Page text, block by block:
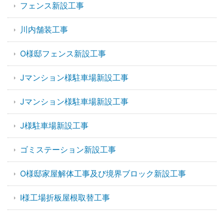
フェンス新設工事
川内舗装工事
O様邸フェンス新設工事
Jマンション様駐車場新設工事
Jマンション様駐車場新設工事
J様駐車場新設工事
ゴミステーション新設工事
O様邸家屋解体工事及び境界ブロック新設工事
I様工場折板屋根取替工事